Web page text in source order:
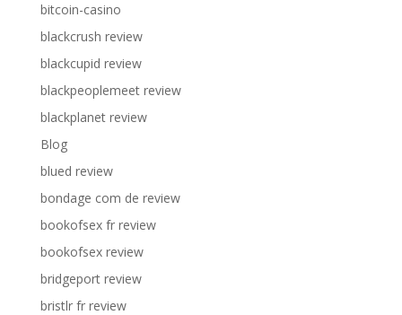
bitcoin-casino
blackcrush review
blackcupid review
blackpeoplemeet review
blackplanet review
Blog
blued review
bondage com de review
bookofsex fr review
bookofsex review
bridgeport review
bristlr fr review